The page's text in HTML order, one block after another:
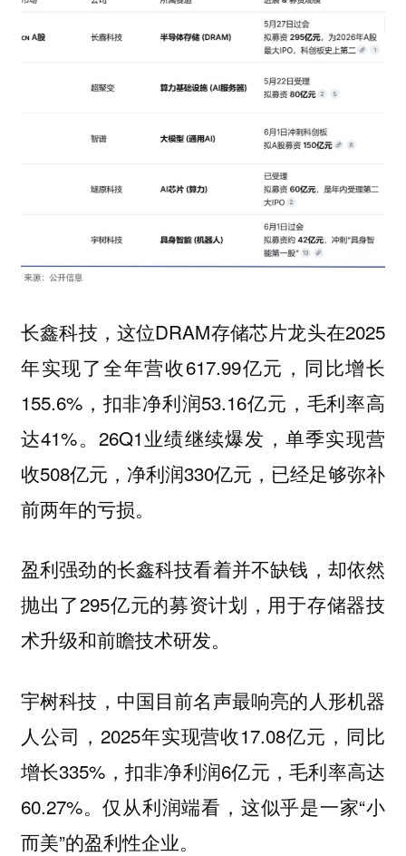
长鑫科技，这位DRAM存储芯片龙头在2025
年实现了全年营收617.99亿元，同比增长
155.6%，扣非净利润53.16亿元，毛利率高
达41%。26Q1业绩继续爆发，单季实现营
收508亿元，净利润330亿元，已经足够弥补
前两年的亏损。
盈利强劲的长鑫科技看着并不缺钱，却依然
抛出了295亿元的募资计划，用于存储器技
术升级和前瞻技术研发。
宇树科技，中国目前名声最响亮的人形机器
人公司，2025年实现营收17.08亿元，同比
增长335%，扣非净利润6亿元，毛利率高达
60.27%。仅从利润端看，这似乎是一家“小
而美”的盈利性企业。